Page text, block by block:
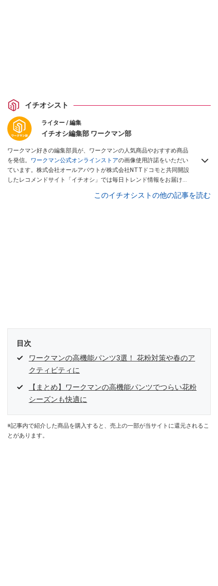
イチオシスト
ライター / 編集
イチオシ編集部 ワークマン部
ワークマン好きの編集部員が、ワークマンの人気商品やおすすめ商品
を発信。 ワークマン公式オンラインストアの画像使用許諾をいただい
ています。株式会社オールアバウトが株式会社NTTドコモと共同開設
したレコメンドサイト「イチオシ」では毎日トレンド情報をお届け。
このイチオシストの他の記事を読む
目次
ワークマンの高機能パンツ3選！ 花粉対策や春のア
クティビティに
【まとめ】ワークマンの高機能パンツでつらい花粉
シーズンも快適に
※記事内で紹介した商品を購入すると、売上の一部が当サイトに還元されるこ
とがあります。